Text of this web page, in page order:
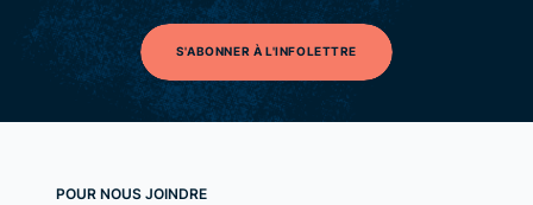
S'ABONNER À L'INFOLETTRE
POUR NOUS JOINDRE